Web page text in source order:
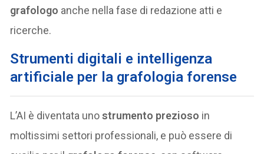
grafologo anche nella fase di redazione atti e
ricerche.
Strumenti digitali e intelligenza
artificiale per la grafologia forense
L’AI è diventata unostrumento prezioso in
moltissimi settori professionali, e può essere di